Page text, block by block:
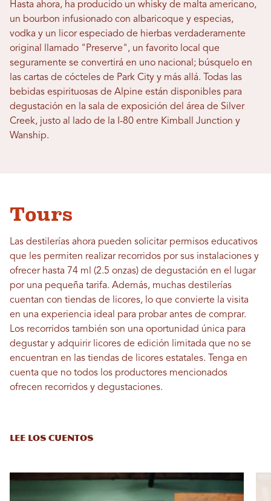
Hasta ahora, ha producido un whisky de malta americano,
un bourbon infusionado con albaricoque y especias,
vodka y un licor especiado de hierbas verdaderamente
original llamado "Preserve", un favorito local que
seguramente se convertirá en uno nacional; búsquelo en
las cartas de cócteles de Park City y más allá. Todas las
bebidas espirituosas de Alpine están disponibles para
degustación en la sala de exposición del área de Silver
Creek, justo al lado de la I-80 entre Kimball Junction y
Wanship.
Tours
Las destilerías ahora pueden solicitar permisos educativos
que les permiten realizar recorridos por sus instalaciones y
ofrecer hasta 74 ml (2.5 onzas) de degustación en el lugar
por una pequeña tarifa. Además, muchas destilerías
cuentan con tiendas de licores, lo que convierte la visita
en una experiencia ideal para probar antes de comprar.
Los recorridos también son una oportunidad única para
degustar y adquirir licores de edición limitada que no se
encuentran en las tiendas de licores estatales. Tenga en
cuenta que no todos los productores mencionados
ofrecen recorridos y degustaciones.
LEE LOS CUENTOS